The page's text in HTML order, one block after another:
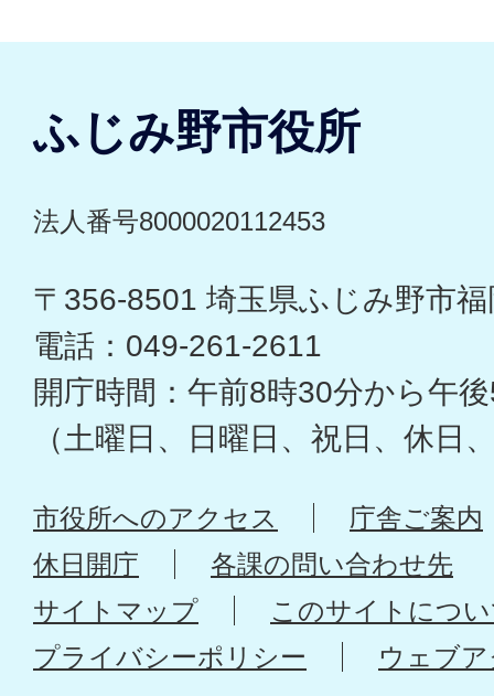
ふじみ野市役所
法人番号8000020112453
〒356-8501 埼玉県ふじみ野市
電話：049-261-2611
開庁時間：午前8時30分から午
（土曜日、日曜日、祝日、休日
市役所へのアクセス
庁舎ご案内
休日開庁
各課の問い合わせ先
サイトマップ
このサイトにつ
プライバシーポリシー
ウェブ